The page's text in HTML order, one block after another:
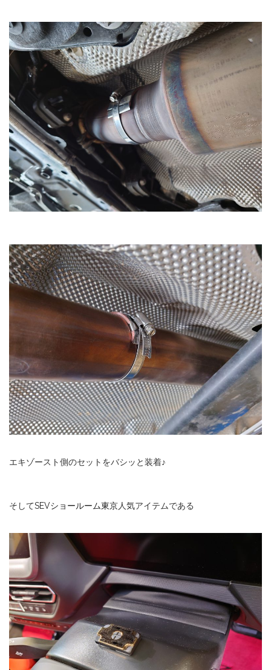
エキゾースト側のセットをバシッと装着♪
そしてSEVショールーム東京人気アイテムである